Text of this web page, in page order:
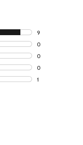
9
9 reviews with 5
0
0 reviews with 4
0
0 reviews with 3
0
0 reviews with 2
1